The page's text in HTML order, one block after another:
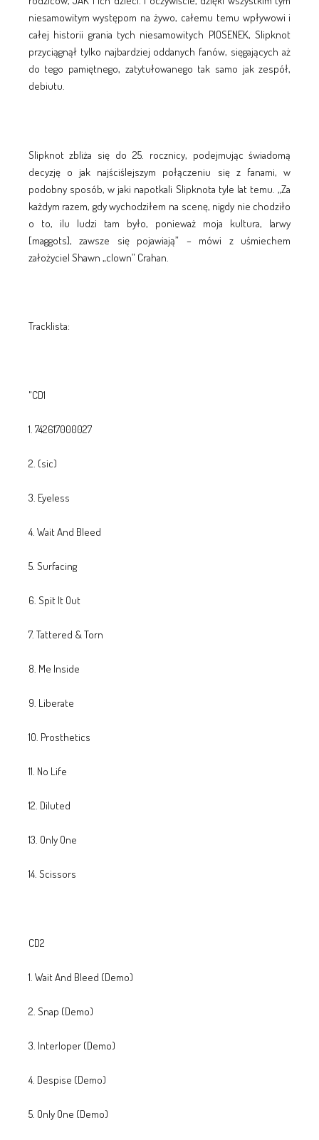
niesamowitym występom na żywo, całemu temu wpływowi i
całej historii grania tych niesamowitych PIOSENEK, Slipknot
przyciągnął tylko najbardziej oddanych fanów, sięgających aż
do tego pamiętnego, zatytułowanego tak samo jak zespół,
debiutu.
Slipknot zbliża się do 25. rocznicy, podejmując świadomą
decyzję o jak najściślejszym połączeniu się z fanami, w
podobny sposób, w jaki napotkali Slipknota tyle lat temu. „Za
każdym razem, gdy wychodziłem na scenę, nigdy nie chodziło
o to, ilu ludzi tam było, ponieważ moja kultura, larwy
[maggots], zawsze się pojawiają” – mówi z uśmiechem
założyciel Shawn „clown” Crahan.
Tracklista:
"CD1
1. 742617000027
2. (sic)
3. Eyeless
4. Wait And Bleed
5. Surfacing
6. Spit It Out
7. Tattered & Torn
8. Me Inside
9. Liberate
10. Prosthetics
11. No Life
12. Diluted
13. Only One
14. Scissors
CD2
1. Wait And Bleed (Demo)
2. Snap (Demo)
3. Interloper (Demo)
4. Despise (Demo)
5. Only One (Demo)